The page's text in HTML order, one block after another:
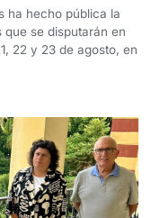
ha hecho pública la
se disputarán en
22 y 23 de agosto, en